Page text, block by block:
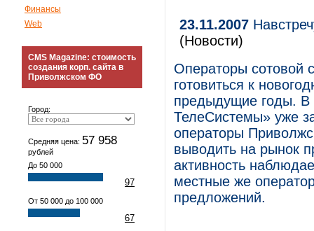
Финансы
Web
CMS Magazine: стоимость
создания корп. сайта в
Приволжском ФО
Город:
Средняя цена: 57 958
рублей
До 50 000
97
От 50 000 до 100 000
67
23.11.2007
(Новости)
Операторы сотовой
готовиться к
предыдущие годы.
ТелеСистемы» уже
операторы
выводить на рынок
активность
местные же
предложений.